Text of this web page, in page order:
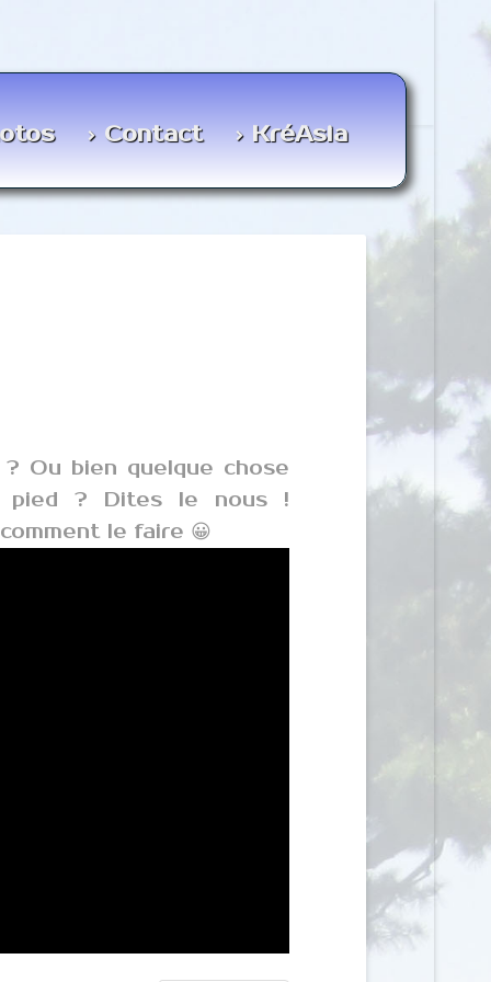
Contact KréAsia
Ou bien quelque chose
pied ? Dites le nous !
le faire 😀